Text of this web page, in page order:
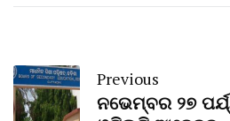
Previous
ନଭେମ୍ବର ୨୭